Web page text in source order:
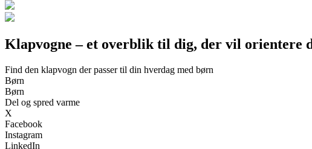
Klapvogne – et overblik til dig, der vil orientere
Find den klapvogn der passer til din hverdag med børn
Børn
Børn
Del og spred varme
X
Facebook
Instagram
LinkedIn